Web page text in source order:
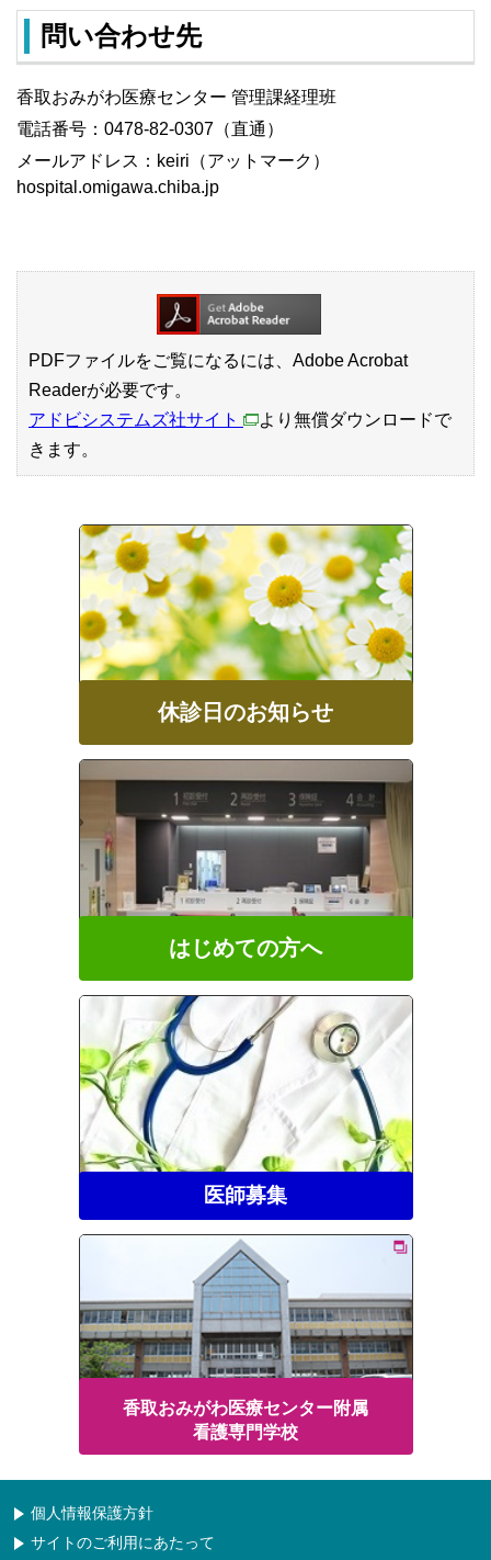
問い合わせ先
香取おみがわ医療センター 管理課経理班
電話番号：0478-82-0307（直通）
メールアドレス：keiri（アットマーク）
hospital.omigawa.chiba.jp
PDFファイルをご覧になるには、Adobe Acrobat
Readerが必要です。
アドビシステムズ社サイト
より無償ダウンロードで
きます。
休診日のお知らせ
はじめての方へ
医師募集
香取おみがわ医療センター附属
看護専門学校
個人情報保護方針
サイトのご利用にあたって